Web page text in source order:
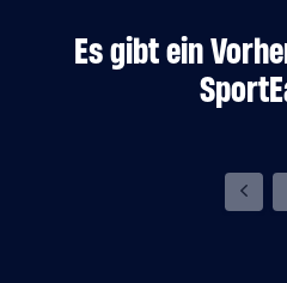
Es gibt ein